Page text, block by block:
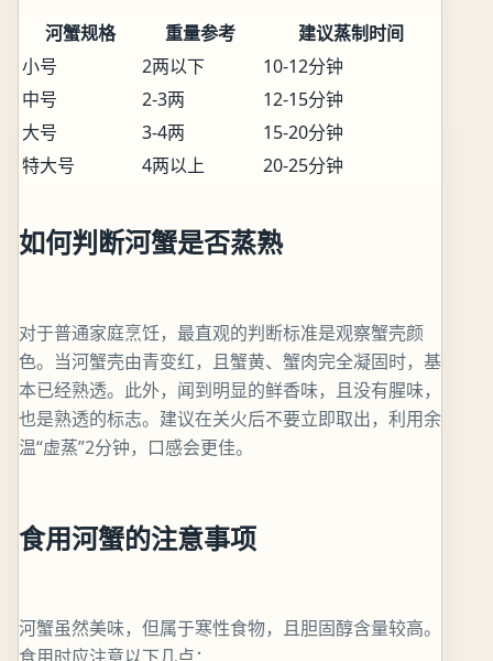
河蟹规格 重量参考
建议蒸制时间
小号
2两以下
10-12分钟
中号
2-3两
12-15分钟
大号
3-4两
15-20分钟
特大号
4两以上 20-25分钟
如何判断河蟹是否蒸熟
对于普通家庭烹饪，最直观的判断标准是观察蟹壳颜
色。当河蟹壳由青变红，且蟹黄、蟹肉完全凝固时，基
本已经熟透。此外，闻到明显的鲜香味，且没有腥味，
也是熟透的标志。建议在关火后不要立即取出，利用余
温“虚蒸”2分钟，口感会更佳。
食用河蟹的注意事项
河蟹虽然美味，但属于寒性食物，且胆固醇含量较高。